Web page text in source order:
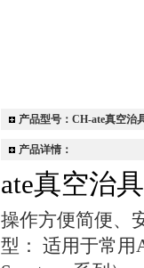
产品型号：CH-ate真空治
产品详情：
ate真空治具
操作方便简便、
型： 适用于常用